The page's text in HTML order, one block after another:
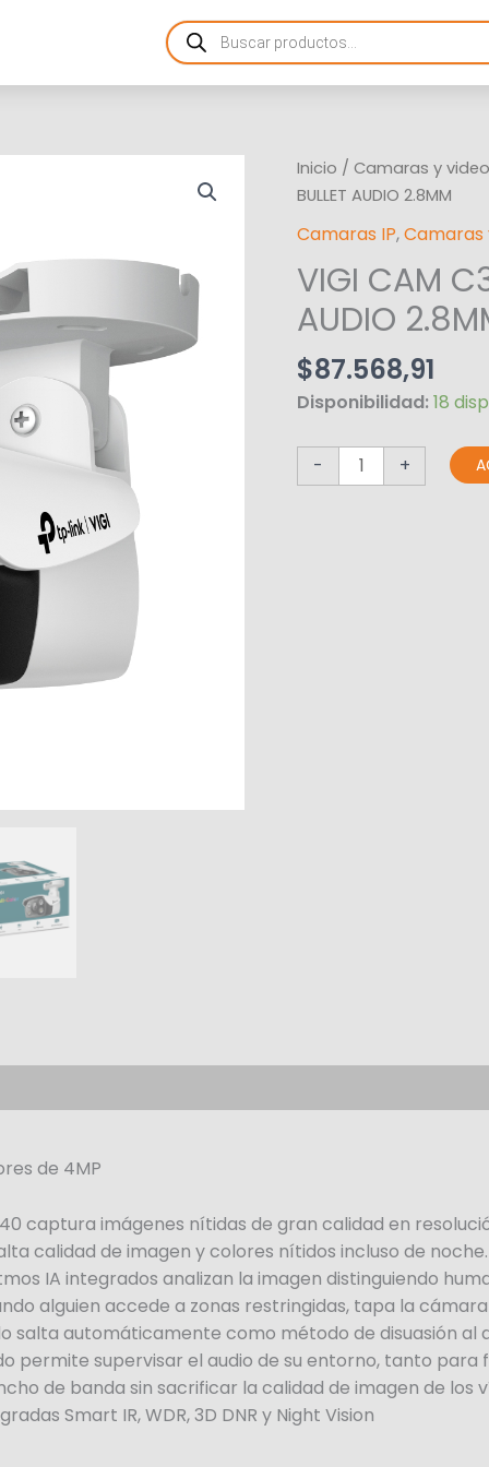
Products
search
Inicio / Camaras y
BULLET AUDIO 2.8MM
Camaras IP,Camaras
VIGI CAM
AUDIO
$87.568,91
Disponibilidad:18
-
VIGI
CAM
C340
OUT
BULLET
AUDIO
2.8MM
cantidad
+
de 4MP
captura imágenes nítidas de gran calidad en
calidad de imagen y colores nítidos incluso de noche.
IA integrados analizan la imagen distinguiendo
alguien accede a zonas restringidas, tapa la
salta automáticamente como método de disuasión
permite supervisar el audio de su entorno, tanto para
de banda sin sacrificar la calidad de imagen de los
Smart IR, WDR, 3D DNR y Night Vision